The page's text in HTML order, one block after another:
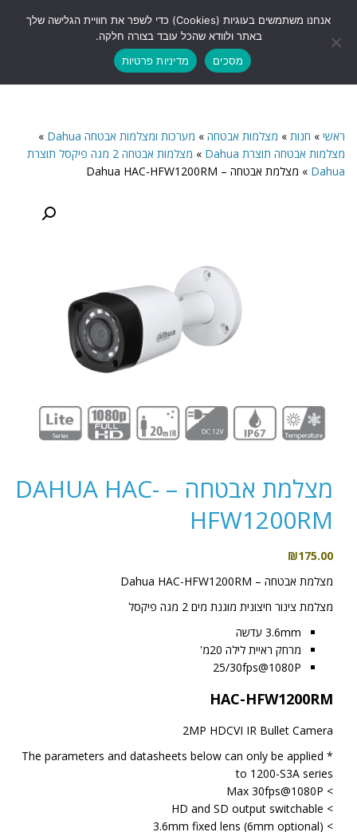
תפריט
ראשי » חנות » מצלמות אבטחה » מערכות ומצלמות אבטחה Dahua
»
מצלמות אבטחה תוצרת Dahua
»
מצלמות אבטחה 2 מגה פיקסל תוצרת
Dahua
» מצלמת אבטחה – Dahua HAC-HFW1200RM
מצלמת אבטחה – DAHUA HAC-
HFW1200RM
₪175.00
מצלמת אבטחה – Dahua HAC-HFW1200RM
מצלמת צינור חיצונית מוגנת מים 2 מגה פיקסל
3.6mm עדשה
מרחק ראיית לילה 20מ'
25/30fps@1080P
HAC-HFW1200RM
2MP HDCVI IR Bullet Camera
* The parameters and datasheets below can only be applied
to 1200-S3A series
> Max 30fps@1080P
> HD and SD output switchable
> 3.6mm fixed lens (6mm optional)
אנחנו משתמשים בעוגיות (Cookies) כדי לשפר את חוויית הגלישה שלך
באתר ולוודא שהכל עובד בצורה חלקה.
מסכים
מדיניות פרטיות